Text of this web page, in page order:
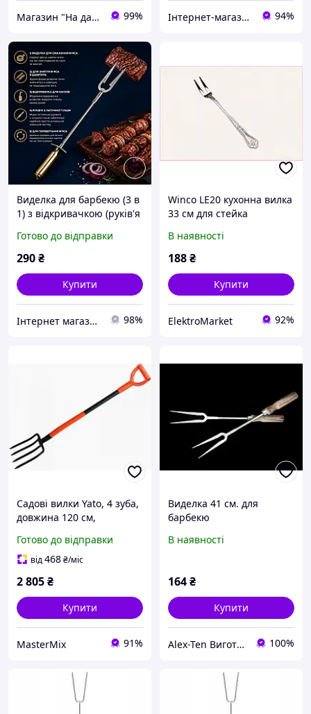
Магазин "На дачу" 99% Інтернет-магазин ShopNow 94%
Виделка для барбекю (3 в
1) з відкривачкою (руків'я
Готово до відправки
290₴
Купити
Інтернет магазин "Магнум Стілл" 98%
Winco LE20 кухонна вилка
33 см для стейка
В наявності
188₴
Купити
ElektroMarket 92%
Садові вилки Yato, 4 зуба,
довжина 120 см,
ідеальні для
перевертання та обробки
Готово до відправки
від468₴/міс
2 805₴
Купити
MasterMix 91%
Виделка 41 см. для
барбекю
В наявності
164₴
Купити
Alex-Ten Виготовлення трубчастих електронагрівальних елементів (ТЕНів) 100%